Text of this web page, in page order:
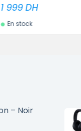
1 749
– Noir